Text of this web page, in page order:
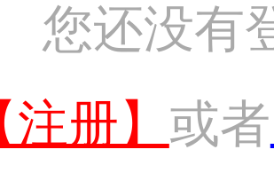
您还没有
注册】 或者